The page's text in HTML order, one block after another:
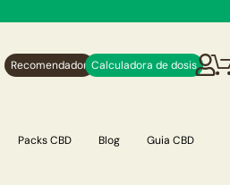
Recomendador Calculadora de dosis
Packs CBD Blog Guia CBD